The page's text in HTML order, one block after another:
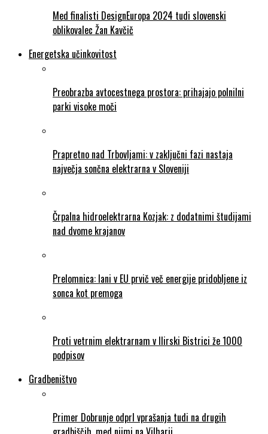
Med finalisti DesignEuropa 2024 tudi slovenski
oblikovalec Žan Kavčič
Energetska učinkovitost
Preobrazba avtocestnega prostora: prihajajo polnilni
parki visoke moči
Prapretno nad Trbovljami: v zaključni fazi nastaja
največja sončna elektrarna v Sloveniji
Črpalna hidroelektrarna Kozjak: z dodatnimi študijami
nad dvome krajanov
Prelomnica: lani v EU prvič več energije pridobljene iz
sonca kot premoga
Proti vetrnim elektrarnam v Ilirski Bistrici že 1000
podpisov
Gradbeništvo
Primer Dobrunje odprl vprašanja tudi na drugih